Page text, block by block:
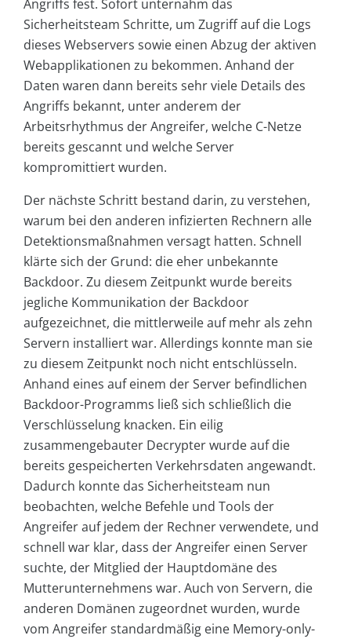
Angriffs fest. Sofort unternahm das
Sicherheitsteam Schritte, um Zugriff auf die Logs
dieses Webservers sowie einen Abzug der aktiven
Webapplikationen zu bekommen. Anhand der
Daten waren dann bereits sehr viele Details des
Angriffs bekannt, unter anderem der
Arbeitsrhythmus der Angreifer, welche C-Netze
bereits gescannt und welche Server
kompromittiert wurden.
Der nächste Schritt bestand darin, zu verstehen,
warum bei den anderen infizierten Rechnern alle
Detektionsmaßnahmen versagt hatten. Schnell
klärte sich der Grund: die eher unbekannte
Backdoor. Zu diesem Zeitpunkt wurde bereits
jegliche Kommunikation der Backdoor
aufgezeichnet, die mittlerweile auf mehr als zehn
Servern installiert war. Allerdings konnte man sie
zu diesem Zeitpunkt noch nicht entschlüsseln.
Anhand eines auf einem der Server befindlichen
Backdoor-Programms ließ sich schließlich die
Verschlüsselung knacken. Ein eilig
zusammengebauter Decrypter wurde auf die
bereits gespeicherten Verkehrsdaten angewandt.
Dadurch konnte das Sicherheitsteam nun
beobachten, welche Befehle und Tools der
Angreifer auf jedem der Rechner verwendete, und
schnell war klar, dass der Angreifer einen Server
suchte, der Mitglied der Hauptdomäne des
Mutterunternehmens war. Auch von Servern, die
anderen Domänen zugeordnet wurden, wurde
vom Angreifer standardmäßig eine Memory-only-